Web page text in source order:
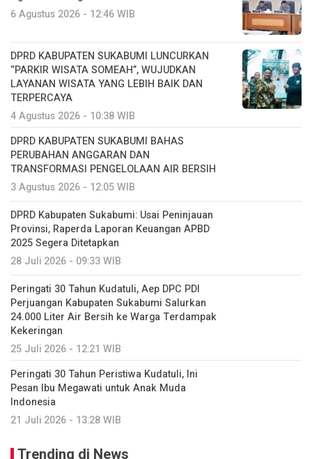
6 Agustus 2026 - 12:46 WIB
DPRD KABUPATEN SUKABUMI LUNCURKAN
“PARKIR WISATA SOMEAH”, WUJUDKAN
LAYANAN WISATA YANG LEBIH BAIK DAN
TERPERCAYA
4 Agustus 2026 - 10:38 WIB
DPRD KABUPATEN SUKABUMI BAHAS
PERUBAHAN ANGGARAN DAN
TRANSFORMASI PENGELOLAAN AIR BERSIH
3 Agustus 2026 - 12:05 WIB
DPRD Kabupaten Sukabumi: Usai Peninjauan
Provinsi, Raperda Laporan Keuangan APBD
2025 Segera Ditetapkan
28 Juli 2026 - 09:33 WIB
Peringati 30 Tahun Kudatuli, Aep DPC PDI
Perjuangan Kabupaten Sukabumi Salurkan
24.000 Liter Air Bersih ke Warga Terdampak
Kekeringan
25 Juli 2026 - 12:21 WIB
Peringati 30 Tahun Peristiwa Kudatuli, Ini
Pesan Ibu Megawati untuk Anak Muda
Indonesia
21 Juli 2026 - 13:28 WIB
Trending di News